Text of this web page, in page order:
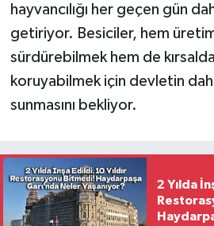
hayvancılığı her geçen gün
getiriyor. Besiciler, hem
sürdürebilmek hem de
koruyabilmek için devletin
sunmasını bekliyor.
2 Yılda